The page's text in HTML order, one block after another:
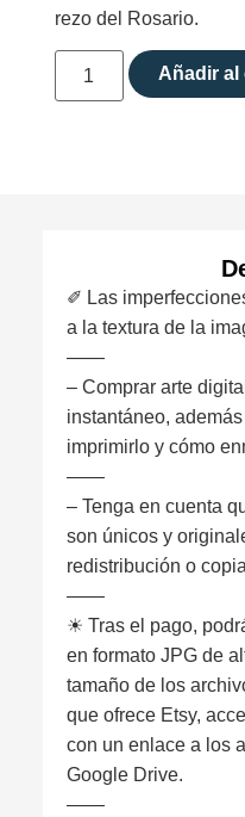
rezo del Rosario.
Añadir al
✐ Las
a la textura de la
——
– Comprar arte
instantáneo,
imprimirlo y cómo
——
– Tenga en cuenta
son únicos y
redistribución o
——
☀︎ Tras el pago,
en formato JPG de
tamaño de los
que ofrece Etsy,
con un enlace a los
Google Drive.
——